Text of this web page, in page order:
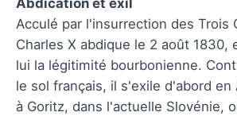
Acculé par l'insurrection des Trois
Charles X abdique le 2 août 1830,
lui la légitimité bourbonienne.
le sol français, il s'exile d'abord en
à Goritz, dans l'actuelle Slovénie,